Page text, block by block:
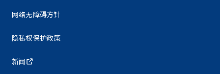
网络无障碍方针
隐私权保护政策
新闻